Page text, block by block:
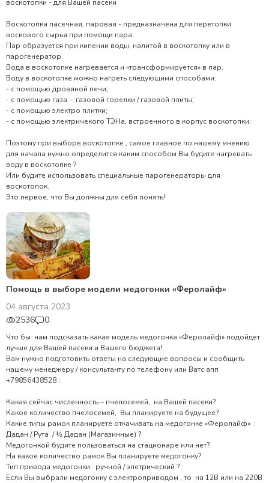
воскотопки - для Вашей пасеки
Воскотопка пасечная, паровая - предназначена для перетопки
воскового сырья при помощи пара.
Пар образуется при кипении воды, налитой в воскотопку или в
парогенератор.
Вода в воскотопке нагревается и «трансформируется» в пар.
Воду в воскотопке можно нагреть следующими способами:
- с помощью дровяной печи;
- с помощью газа - газовой горелки / газовой плиты;
- с помощью электро плитки;
- с помощью электричекого ТЭНа, встроенного в корпус воскотопки;
Поэтому при выборе воскотопке , самое главное по нашему мнению
для начала нужно определится каким способом Вы будите нагревать
воду в воскотопке ?
Или будите использовать специальные парогенераторы для
воскотопок.
Это первое, что Вы должны для себя понять!
Помощь в выборе модели медогонки «Феролайф»
04 августа 2023
2536
0
Что бы нам подсказать какая модель медогонка «Феролайф» подойдет
лучше для Вашей пасеки и Вашего бюджета!
Вам нужно подготовить ответы на следующие вопросы и сообщить
нашему менеджеру / консультанту по телефону или Ватс апп
+79856438528 :
Какая сейчас численность – пчелосемей, на Вашей пасеки?
Какое количество пчелосемей, Вы планируете на будущее?
Какие типы рамок планируете откачивать на медогонке «Феролайф» :
Дадан / Рута / ½ Дадан (Магазинные) ?
Медогонкой будите пользоваться на стационаре или нет?
На какое количество рамок Вы планируете медогонку?
Тип привода медогонки : ручной / элетрический ?
Если Вы выбрали медогонку с электроприводом , то на 12В или на 220В